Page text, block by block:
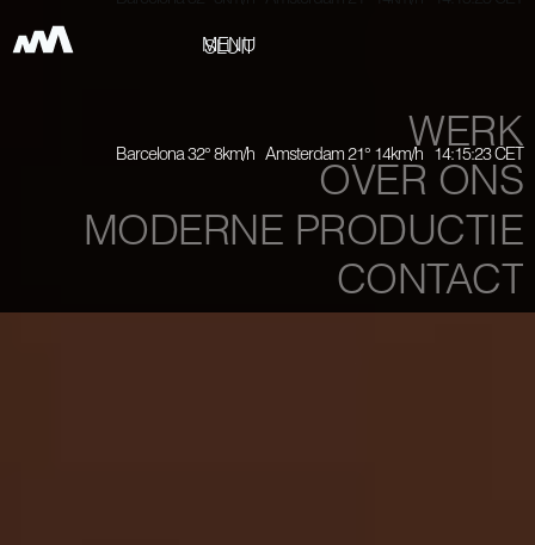
WERK
OVER ONS
MODERNE PRODUCTIE
CONTACT
Barcelona 32° 8km/h Amsterdam 21° 14km/h 14:15:25 CET
MENU
SLUIT